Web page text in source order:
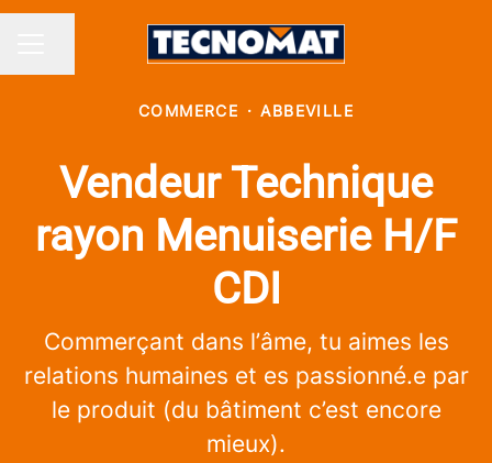
MENU CARRIÈRE
Partager la page
COMMERCE · ABBEVILLE
Vendeur Technique
rayon Menuiserie H/F
CDI
Commerçant dans l’âme, tu aimes les
relations humaines et es passionné.e par
le produit (du bâtiment c’est encore
mieux).